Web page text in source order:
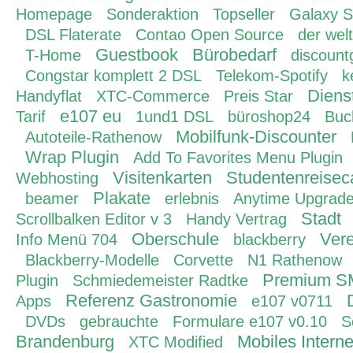
Homepage
Sonderaktion Topseller
Galaxy
DSL Flaterate
Contao Open Source
der welt
T-Home
Guestbook Bürobedarf
Congstar komplett 2 DSL
Telekom-Spotify
Handyflat
XTC-Commerce Preis Star
Tarif e107 eu 1und1 DSL büroshop24
Autoteile-Rathenow
Mobilfunk-Discounter
Wrap Plugin
Add To Favorites Menu Plugin
Webhosting
Visitenkarten
beamer Plakate erlebnis
Anytime
Scrollbalken Editor v 3
Handy Vertrag Stadt
Info Menü 704 Oberschule blackberry
Blackberry-Modelle Corvette
N1 Rathenow
Plugin
Schmiedemeister Radtke Premium
Apps Referenz Gastronomie e107 v0711
DVDs gebrauchte Formulare e107 v0.10
Brandenburg XTC Modified Mobiles